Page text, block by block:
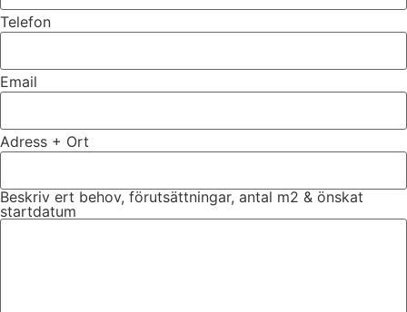
Telefon
Email
Adress + Ort
Beskriv ert behov, förutsättningar, antal m2 & önskat
startdatum